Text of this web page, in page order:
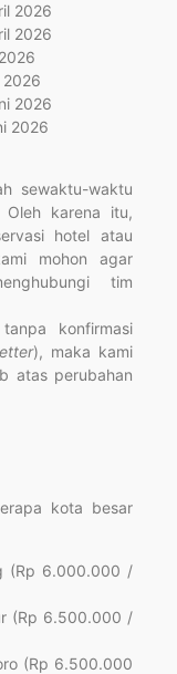
2026
2026
2026
2026
2026
sewaktu-waktu
Oleh karena itu,
hotel atau
mohon agar
tim
konfirmasi
), maka kami
atas perubahan
kota besar
(Rp 6.000.000 /
(Rp 6.500.000 /
(Rp 6.500.000